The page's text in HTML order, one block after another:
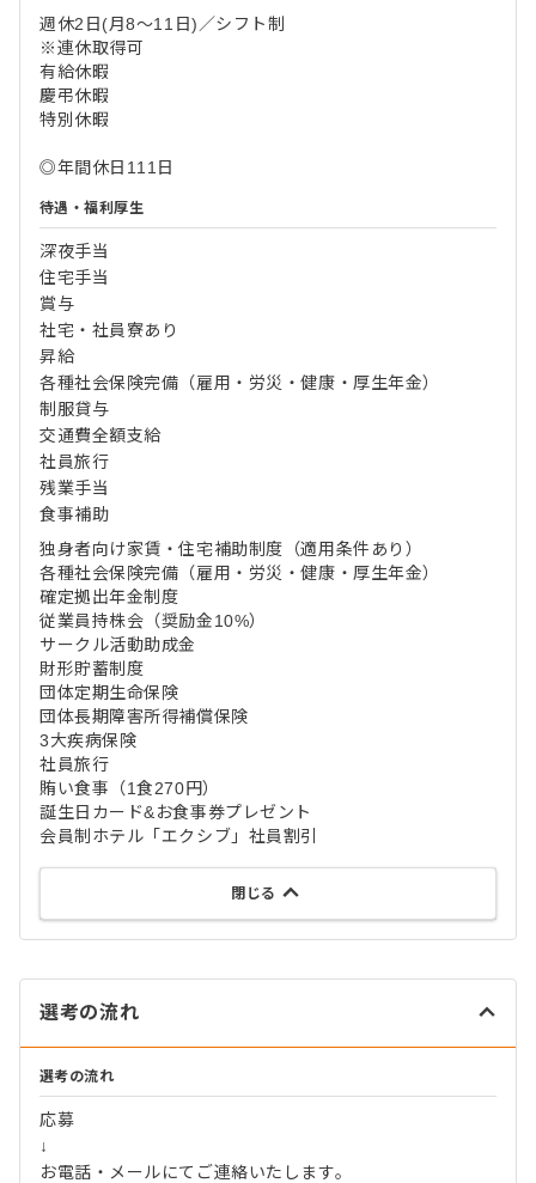
週休2日(月8～11日)／シフト制
※連休取得可
有給休暇
慶弔休暇
特別休暇
◎年間休日111日
待遇・福利厚生
深夜手当
住宅手当
賞与
社宅・社員寮あり
昇給
各種社会保険完備（雇用・労災・健康・厚生年金）
制服貸与
交通費全額支給
社員旅行
残業手当
食事補助
独身者向け家賃・住宅補助制度（適用条件あり）
各種社会保険完備（雇用・労災・健康・厚生年金）
確定拠出年金制度
従業員持株会（奨励金10%）
サークル活動助成金
財形貯蓄制度
団体定期生命保険
団体長期障害所得補償保険
3大疾病保険
社員旅行
賄い食事（1食270円）
誕生日カード&お食事券プレゼント
会員制ホテル「エクシブ」社員割引
閉じる
選考の流れ
選考の流れ
応募
↓
お電話・メールにてご連絡いたします。